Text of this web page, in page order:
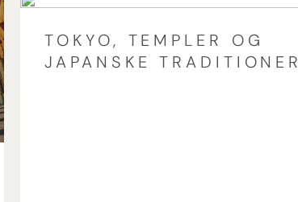
TOKYO, TEMPLER OG
JAPANSKE TRADITIONER